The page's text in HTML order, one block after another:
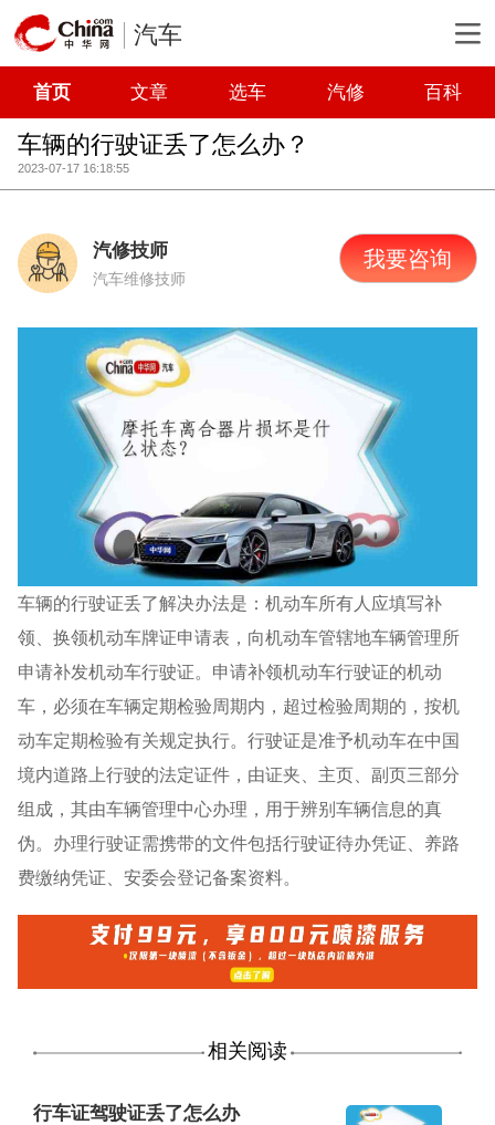
汽车
首页 文章 选车 汽修 百科
车辆的行驶证丢了怎么办？
2023-07-17 16:18:55
汽修技师
汽车维修技师
我要咨询
车辆的行驶证丢了解决办法是：机动车所有人应填写补
领、换领机动车牌证申请表，向机动车管辖地车辆管理所
申请补发机动车行驶证。申请补领机动车行驶证的机动
车，必须在车辆定期检验周期内，超过检验周期的，按机
动车定期检验有关规定执行。行驶证是准予机动车在中国
境内道路上行驶的法定证件，由证夹、主页、副页三部分
组成，其由车辆管理中心办理，用于辨别车辆信息的真
伪。办理行驶证需携带的文件包括行驶证待办凭证、养路
费缴纳凭证、安委会登记备案资料。
相关阅读
行车证驾驶证丢了怎么办